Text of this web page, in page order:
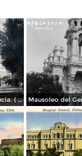
Avenida Independencia. ( Circulada el 12 de Abril de 1929 ).